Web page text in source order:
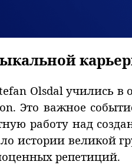
Olsdal учились
Это важное
работу над
истории великой
репетиций.